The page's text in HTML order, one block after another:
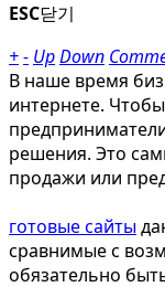
ESC닫기
+- UpDown
В наше время
интернете.
решения. Это
продажи или
готовые сайты
сравнимые с
обязательно